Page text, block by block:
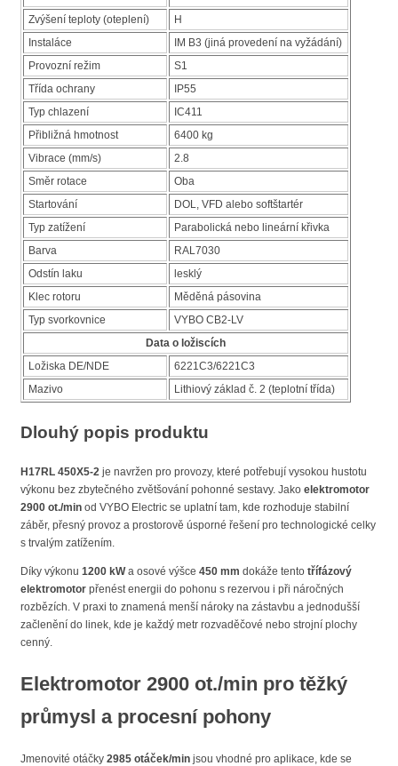
Zvýšení teploty (oteplení)
H
Instaláce
IM B3 (jiná provedení na vyžádání)
Provozní režim
S1
Třída ochrany
IP55
Typ chlazení
IC411
Přibližná hmotnost
6400 kg
Vibrace (mm/s)
2.8
Směr rotace
Oba
Startování
DOL, VFD alebo softštartér
Typ zatížení
Parabolická nebo lineární křivka
Barva
RAL7030
Odstín laku
lesklý
Klec rotoru
Měděná pásovina
Typ svorkovnice
VYBO CB2-LV
Data o ložiscích
Ložiska DE/NDE
6221C3/6221C3
Mazivo
Lithiový základ č. 2 (teplotní třída)
Dlouhý popis produktu
H17RL 450X5-2 je navržen pro provozy, které potřebují vysokou hustotu
výkonu bez zbytečného zvětšování pohonné sestavy. Jako elektromotor
2900 ot./min od VYBO Electric se uplatní tam, kde rozhoduje stabilní
záběr, přesný provoz a prostorově úsporné řešení pro technologické celky
s trvalým zatížením.
Díky výkonu 1200 kWa osové výšce 450 mm dokáže tento třífázový
elektromotor přenést energii do pohonu s rezervou i při náročných
rozbězích. V praxi to znamená menší nároky na zástavbu a jednodušší
začlenění do linek, kde je každý metr rozvaděčové nebo strojní plochy
cenný.
Elektromotor 2900 ot./min pro těžký
průmysl a procesní pohony
Jmenovité otáčky 2985 otáček/min jsou vhodné pro aplikace, kde se